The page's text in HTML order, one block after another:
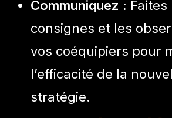
Communiquez :
consignes et les
vos coéquipiers pour
l’efficacité de la
stratégie.